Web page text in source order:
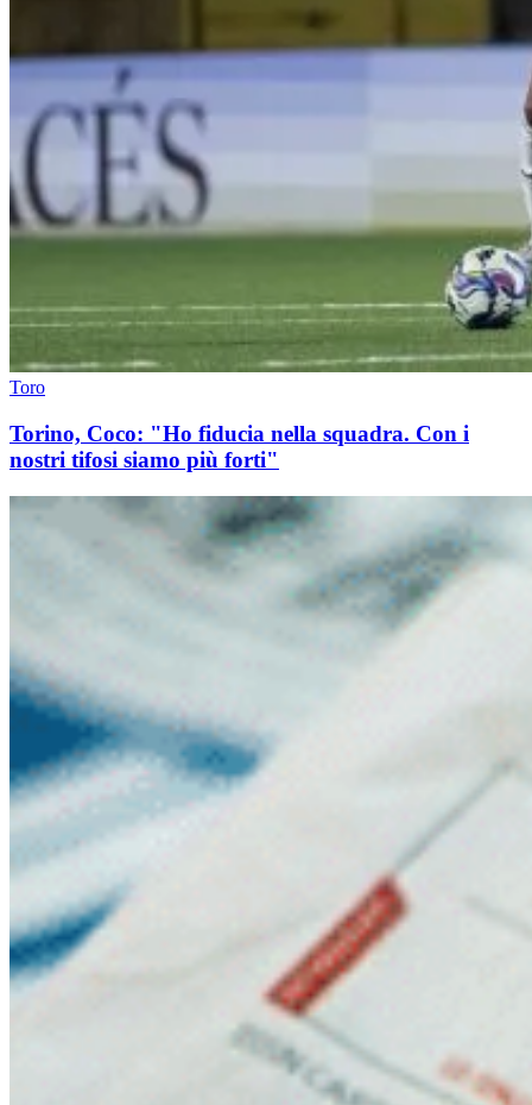
Toro
Torino, Coco: "Ho fiducia nella squadra. Con i
nostri tifosi siamo più forti"